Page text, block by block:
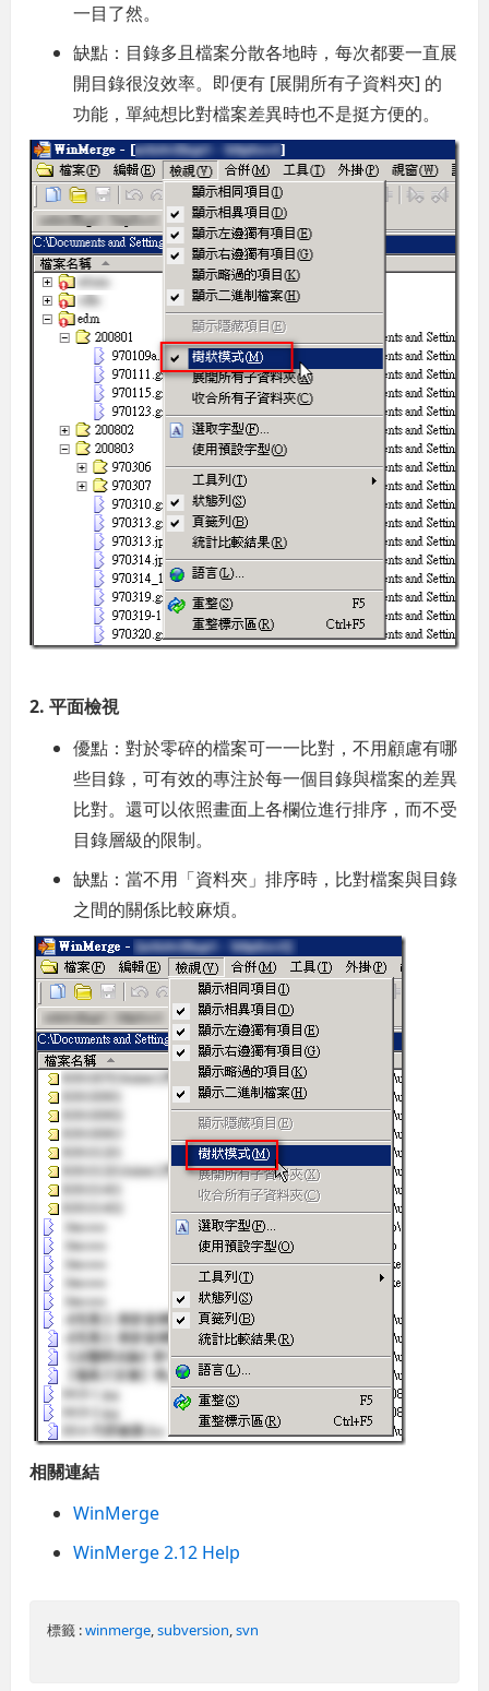
一目了然。
缺點：目錄多且檔案分散各地時，每次都要一直展
開目錄很沒效率。即便有 [展開所有子資料夾] 的
功能，單純想比對檔案差異時也不是挺方便的。
2. 平面檢視
優點：對於零碎的檔案可一一比對，不用顧慮有哪
些目錄，可有效的專注於每一個目錄與檔案的差異
比對。還可以依照畫面上各欄位進行排序，而不受
目錄層級的限制。
缺點：當不用「資料夾」排序時，比對檔案與目錄
之間的關係比較麻煩。
相關連結
WinMerge
WinMerge 2.12 Help
標籤 :winmerge ,subversion ,svn